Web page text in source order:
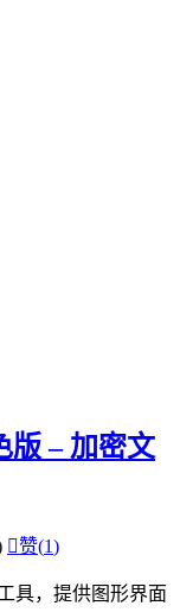
版 – 加密文
赞(1)
具，提供图形界面